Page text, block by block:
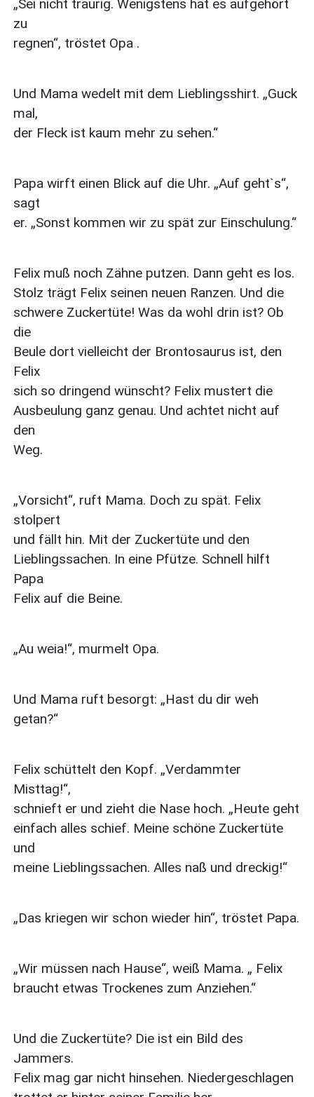
„Sei nicht traurig. Wenigstens hat es aufgehört
zu
regnen“, tröstet Opa .
Und Mama wedelt mit dem Lieblingsshirt. „Guck
mal,
der Fleck ist kaum mehr zu sehen.“
Papa wirft einen Blick auf die Uhr. „Auf geht`s“,
sagt
er. „Sonst kommen wir zu spät zur Einschulung.“
Felix muß noch Zähne putzen. Dann geht es los.
Stolz trägt Felix seinen neuen Ranzen. Und die
schwere Zuckertüte! Was da wohl drin ist? Ob
die
Beule dort vielleicht der Brontosaurus ist, den
Felix
sich so dringend wünscht? Felix mustert die
Ausbeulung ganz genau. Und achtet nicht auf
den
Weg.
„Vorsicht“, ruft Mama. Doch zu spät. Felix
stolpert
und fällt hin. Mit der Zuckertüte und den
Lieblingssachen. In eine Pfütze. Schnell hilft
Papa
Felix auf die Beine.
„Au weia!“, murmelt Opa.
Und Mama ruft besorgt: „Hast du dir weh
getan?“
Felix schüttelt den Kopf. „Verdammter
Misttag!“,
schnieft er und zieht die Nase hoch. „Heute geht
einfach alles schief. Meine schöne Zuckertüte
und
meine Lieblingssachen. Alles naß und dreckig!“
„Das kriegen wir schon wieder hin“, tröstet Papa.
„Wir müssen nach Hause“, weiß Mama. „ Felix
braucht etwas Trockenes zum Anziehen.“
Und die Zuckertüte? Die ist ein Bild des
Jammers.
Felix mag gar nicht hinsehen. Niedergeschlagen